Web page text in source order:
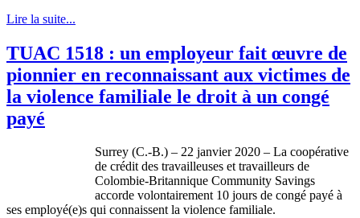
Lire la suite...
TUAC 1518 : un employeur fait œuvre de
pionnier en reconnaissant aux victimes de
la violence familiale le droit à un congé
payé
Surrey (C.-B.) – 22 janvier 2020 – La coopérative
de crédit des travailleuses et travailleurs de
Colombie-Britannique Community Savings
accorde volontairement 10 jours de congé payé à
ses employé(e)s qui connaissent la violence familiale.